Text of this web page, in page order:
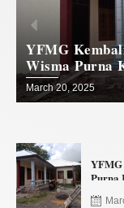
Berikan Karya
Kedua di
Purna